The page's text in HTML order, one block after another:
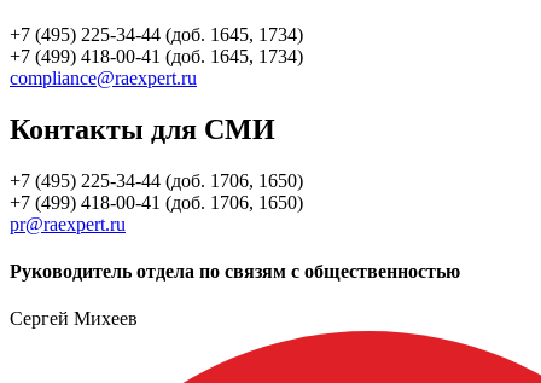
+7 (495) 225-34-44 (доб. 1645, 1734)
+7 (499) 418-00-41 (доб. 1645, 1734)
compliance@raexpert.ru
Контакты для СМИ
+7 (495) 225-34-44 (доб. 1706, 1650)
+7 (499) 418-00-41 (доб. 1706, 1650)
pr@raexpert.ru
Руководитель отдела по связям с общественностью
Сергей Михеев